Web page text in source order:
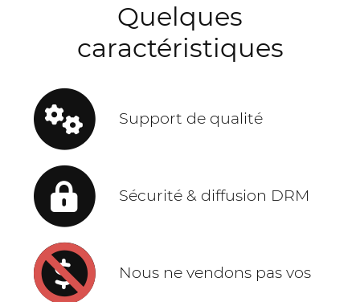
Quelques
caractéristiques
Support de qualité
Sécurité & diffusion DRM
Nous ne vendons pas vos